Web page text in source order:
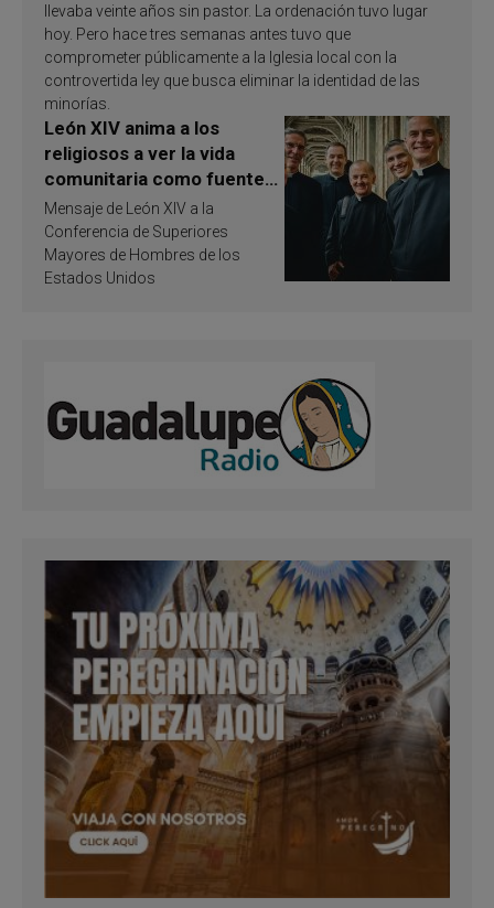
llevaba veinte años sin pastor. La ordenación tuvo lugar
hoy. Pero hace tres semanas antes tuvo que
comprometer públicamente a la Iglesia local con la
controvertida ley que busca eliminar la identidad de las
minorías.
León XIV anima a los
religiosos a ver la vida
comunitaria como fuente
de inspiración y
santificación
Mensaje de León XIV a la
Conferencia de Superiores
Mayores de Hombres de los
Estados Unidos